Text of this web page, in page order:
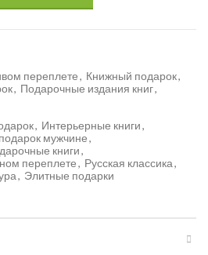
переплете, Книжный подарок,
, Подарочные издания книг,
, Интерьерные книги,
мужчине,
книги,
переплете, Русская классика,
, Элитные подарки